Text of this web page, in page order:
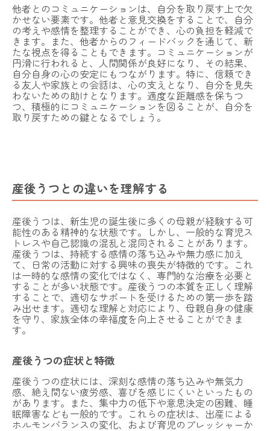
他者とのコミュニケーションは、自分を取り戻す上で欠
かせない要素です。他者と意見交換をすることで、自分
の考えや感情を整理することができ、心の負担を軽減で
きます。また、他者からのフィードバックを通じて、新
たな視点を得ることもできます。コミュニケーションが
円滑に行われると、人間関係が良好になり、その結果、
自分自身の心の安定にもつながります。特に、信頼でき
る友人や家族との会話は、心の支えとなり、自分を見失
わないための助けとなります。適度な距離感を保ちつ
つ、積極的にコミュニケーションを図ることが、自分を
取り戻すための鍵となるでしょう。
産後うつとの違いを理解する
産後うつは、新生児の誕生後に多くの母親が経験する可
能性のある精神的な状態です。しかし、一般的な育児ス
トレスや自己認識の混乱と混同されることがあります。
産後うつは、持続する感情の落ち込みや無力感に加え
て、日常の活動に対する興味の喪失が特徴的です。これ
は一時的な感情の変化ではなく、専門的な治療を必要と
することが多い状態です。産後うつの本質を正しく理解
することで、適切なサポートを受けるための第一歩を踏
み出せます。適切な理解と対応により、母親自身の健康
を守り、家族全体の幸福度を向上させることができま
す。
産後うつの症状と特徴
産後うつの症状には、深刻な感情の落ち込みや無気力
感、絶え間ない疲労感、喜びを感じにくいといったもの
があります。また、集中力の低下や意思決定の困難、睡
眠障害なども一般的です。これらの症状は、出産による
ホルモンバランスの変化、および育児のプレッシャーか